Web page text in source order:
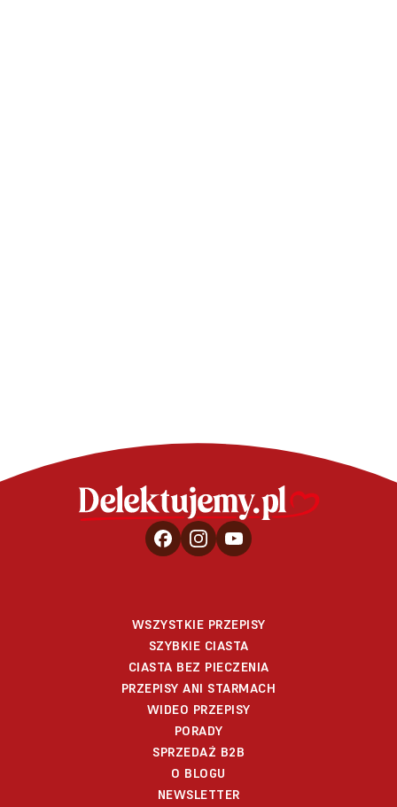
WSZYSTKIE PRZEPISY
SZYBKIE CIASTA
CIASTA BEZ PIECZENIA
PRZEPISY ANI STARMACH
WIDEO PRZEPISY
PORADY
SPRZEDAŻ B2B
O BLOGU
NEWSLETTER